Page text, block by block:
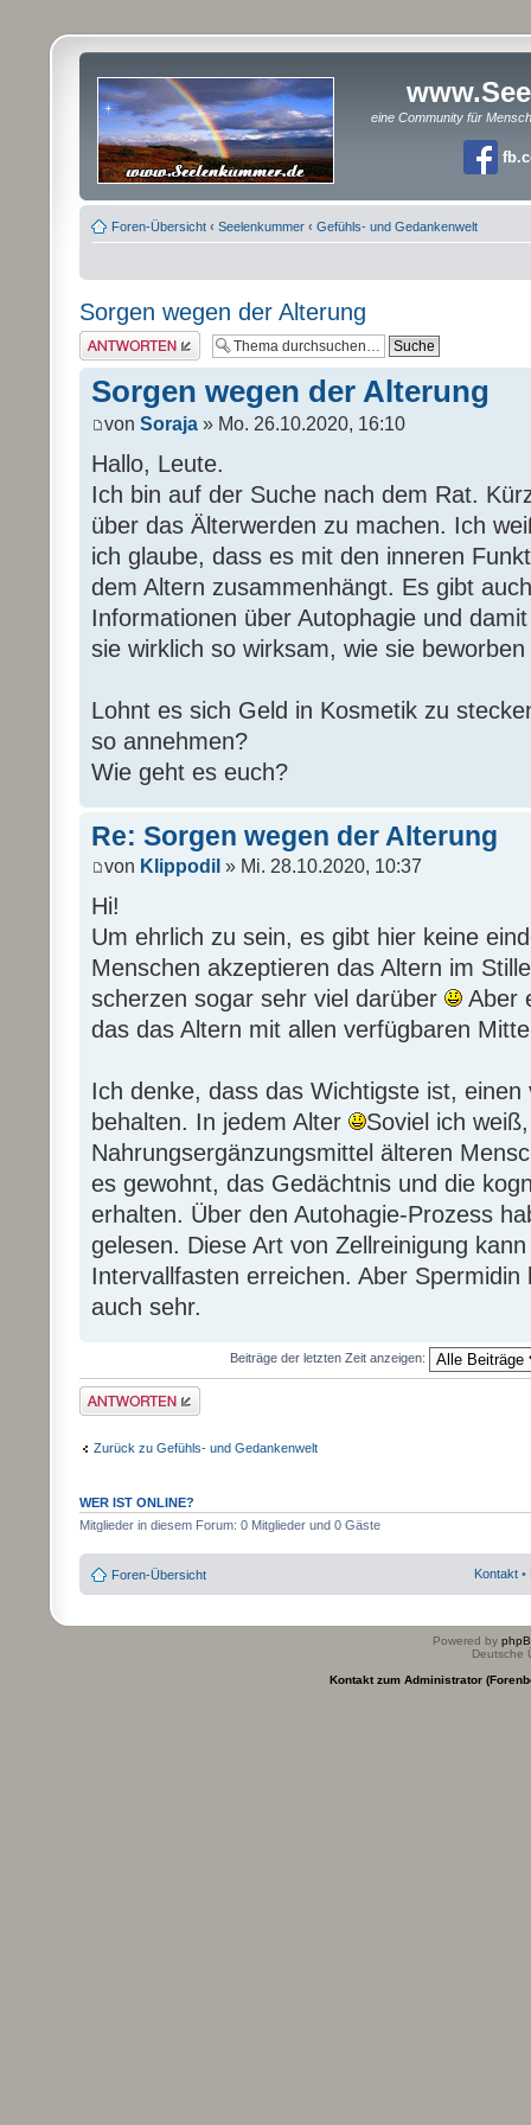
eine Community für
Foren-Übersicht ‹ Seelenkummer ‹ Gefühls- und Gedankenwelt
Sorgen wegen der Alterung
Antwort erstellen
Sorgen wegen der Alterung
von Soraja » Mo. 26.10.2020, 16:10
Hallo, Leute.
Ich bin auf der Suche nach dem Rat.
über das Älterwerden zu machen. Ich
ich glaube, dass es mit den inneren
dem Altern zusammenhängt. Es gibt
Informationen über Autophagie und
sie wirklich so wirksam, wie sie
Lohnt es sich Geld in Kosmetik zu
so annehmen?
Wie geht es euch?
Re: Sorgen wegen der Alterung
von Klippodil » Mi. 28.10.2020, 10:37
Hi!
Um ehrlich zu sein, es gibt hier keine
Menschen akzeptieren das Altern im
scherzen sogar sehr viel darüber
Aber
das das Altern mit allen verfügbaren
Ich denke, dass das Wichtigste ist,
behalten. In jedem Alter
Soviel ich
Nahrungsergänzungsmittel älteren
es gewohnt, das Gedächtnis und die
erhalten. Über den Autohagie-Prozess
gelesen. Diese Art von Zellreinigung
Intervallfasten erreichen. Aber
auch sehr.
Beiträge der letzten Zeit anzeigen:
Antwort erstellen
Zurück zu Gefühls- und Gedankenwelt
WER IST ONLINE?
Mitglieder in diesem Forum: 0 Mitglieder und 0 Gäste
Foren-Übersicht Kontakt •
Powered by
Deutsche
Kontakt zum Administrator